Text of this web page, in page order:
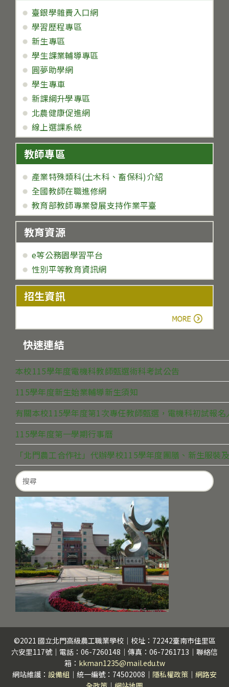
臺銀學雜費入口網
學習歷程專區
新生專區
學生課業輔導專區
圓夢助學網
學生專車
新課綱升學專區
北農健康促進網
線上選課系統
教師專區
產業特殊類科(土木科、畜保科)介紹
全國教師在職進修網
教育部教師專業發展支持作業平臺
教育資源
e等公務園學習平台
性別平等教育資訊網
招生資訊
快速連結
本校115學年度電機科教師甄選術科考試公告
115學年度新生始業輔導新生須知
有關本校115學年度第1次專任教師甄選，電機科初試報
115學年度第一學期行事曆
「北門農工合作社」代辦學校115學年度團膳、新生服裝
Search
for:
©2021 國立北門高級農工職業學校｜校址：72242臺南市佳里區
六安里117號｜電話：06-7260148｜傳真：06-7261713｜聯絡信
箱： kkman1235@mail.edu.tw
網站維護： 設備組 ｜統一編號：74502008｜ 隱私權政策 ｜ 網路安